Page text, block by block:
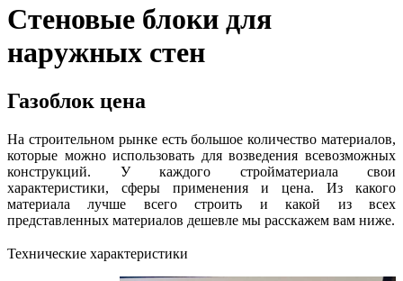
Стеновые блоки для
наружных стен
Газоблок цена
На строительном рынке есть большое количество материалов,
которые можно использовать для возведения всевозможных
конструкций. У каждого стройматериала свои
характеристики, сферы применения и цена. Из какого
материала лучше всего строить и какой из всех
представленных материалов дешевле мы расскажем вам ниже.
Технические характеристики